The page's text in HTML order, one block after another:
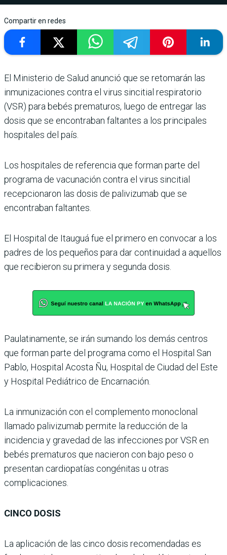
Compartir en redes
El Ministerio de Salud anunció que se retomarán las
inmunizaciones contra el virus sincitial respiratorio
(VSR) para bebés prematuros, luego de entregar las
dosis que se encontraban faltantes a los principales
hospitales del país.
Los hospitales de referencia que forman parte del
programa de vacunación contra el virus sincitial
recepcionaron las dosis de palivizumab que se
encontraban faltantes.
El Hospital de Itauguá fue el primero en convocar a los
padres de los pequeños para dar continuidad a aquellos
que recibieron su primera y segunda dosis.
Paulatinamente, se irán sumando los demás centros
que forman parte del programa como el Hospital San
Pablo, Hospital Acosta Ñu, Hospital de Ciudad del Este
y Hospital Pediátrico de Encarnación.
La inmunización con el complemento monoclonal
llamado palivizumab permite la reducción de la
incidencia y gravedad de las infecciones por VSR en
bebés prematuros que nacieron con bajo peso o
presentan cardiopatías congénitas u otras
complicaciones.
CINCO DOSIS
La aplicación de las cinco dosis recomendadas es